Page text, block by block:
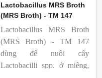
Lactobacillus MRS Broth
(MRS Broth) - TM 147
Lactobacillus MRS Broth
(MRS Broth) - TM 147
dùng để nuôi cấy
Lactobacilli spp. ở miệng,